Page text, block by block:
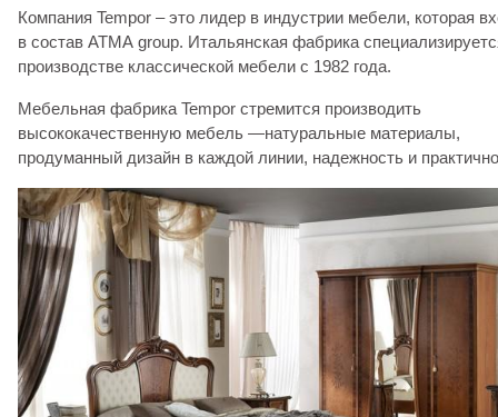
Компания Tempor – это лидер в индустрии мебели, которая
в состав АТМА group. Итальянская фабрика
производстве классической мебели с 1982 года.
Мебельная фабрика Tempor стремится производить
высококачественную мебель —натуральные материалы,
продуманный дизайн в каждой линии, надежность и